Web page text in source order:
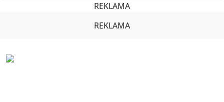
REKLAMA
REKLAMA